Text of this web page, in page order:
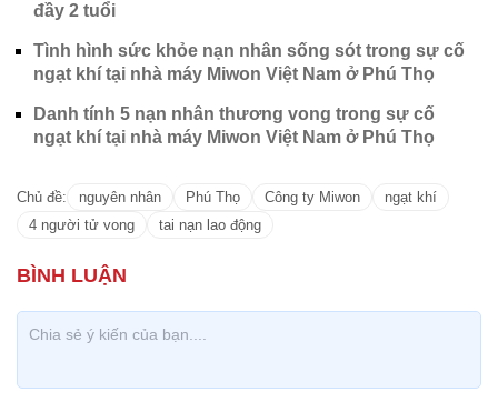
đầy 2 tuổi
Tình hình sức khỏe nạn nhân sống sót trong sự cố
ngạt khí tại nhà máy Miwon Việt Nam ở Phú Thọ
Danh tính 5 nạn nhân thương vong trong sự cố
ngạt khí tại nhà máy Miwon Việt Nam ở Phú Thọ
Chủ đề: nguyên nhân Phú Thọ Công ty Miwon
ngạt khí
4 người tử vong
tai nạn lao động